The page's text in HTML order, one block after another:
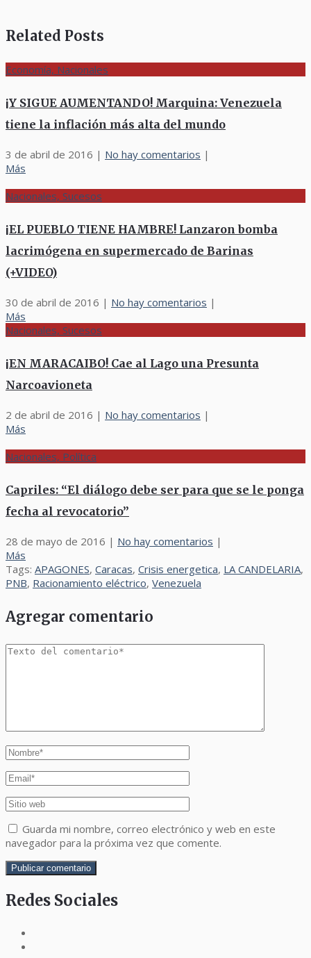
Related Posts
Economía, Nacionales
¡Y SIGUE AUMENTANDO! Marquina: Venezuela
tiene la inflación más alta del mundo
3 de abril de 2016 | No hay comentarios |
Más
Nacionales, Sucesos
¡EL PUEBLO TIENE HAMBRE! Lanzaron bomba
lacrimógena en supermercado de Barinas
(+VIDEO)
30 de abril de 2016 | No hay comentarios |
Más
Nacionales, Sucesos
¡EN MARACAIBO! Cae al Lago una Presunta
Narcoavioneta
2 de abril de 2016 | No hay comentarios |
Más
Nacionales, Política
Capriles: “El diálogo debe ser para que se le ponga
fecha al revocatorio”
28 de mayo de 2016 | No hay comentarios |
Más
Tags: APAGONES, Caracas, Crisis energetica, LA CANDELARIA,
PNB, Racionamiento eléctrico, Venezuela
Agregar comentario
Guarda mi nombre, correo electrónico y web en este
navegador para la próxima vez que comente.
Redes Sociales